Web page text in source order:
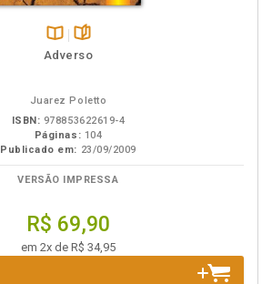
Disponível
páginas
Adverso
Juarez Poletto
ISBN: 978853622619-4
Páginas: 104
Publicado em: 23/09/2009
VERSÃO IMPRESSA
R$ 69,90
em 2x de R$ 34,95